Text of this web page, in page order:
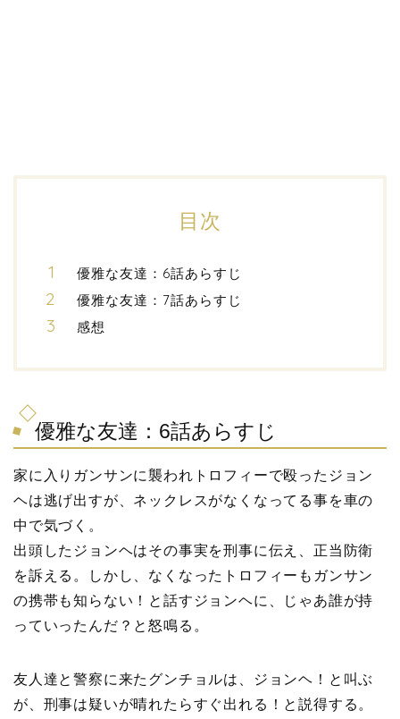
目次
優雅な友達：6話あらすじ
優雅な友達：7話あらすじ
感想
優雅な友達：6話あらすじ
家に入りガンサンに襲われトロフィーで殴ったジョン
ヘは逃げ出すが、ネックレスがなくなってる事を車の
中で気づく。
出頭したジョンヘはその事実を刑事に伝え、正当防衛
を訴える。しかし、なくなったトロフィーもガンサン
の携帯も知らない！と話すジョンヘに、じゃあ誰が持
っていったんだ？と怒鳴る。
友人達と警察に来たグンチョルは、ジョンヘ！と叫ぶ
が、刑事は疑いが晴れたらすぐ出れる！と説得する。